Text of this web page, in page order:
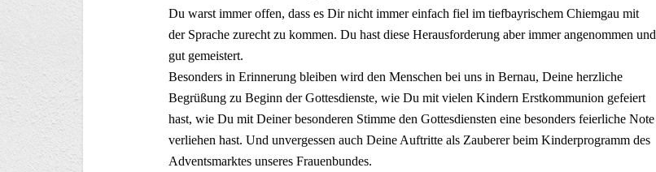
Du warst immer offen, dass es Dir nicht immer einfach fiel im tiefbayrischem Chiemgau mit
der Sprache zurecht zu kommen. Du hast diese Herausforderung aber immer angenommen und
gut gemeistert.
Besonders in Erinnerung bleiben wird den Menschen bei uns in Bernau, Deine herzliche
Begrüßung zu Beginn der Gottesdienste, wie Du mit vielen Kindern Erstkommunion gefeiert
hast, wie Du mit Deiner besonderen Stimme den Gottesdiensten eine besonders feierliche Note
verliehen hast. Und unvergessen auch Deine Auftritte als Zauberer beim Kinderprogramm des
Adventsmarktes unseres Frauenbundes.